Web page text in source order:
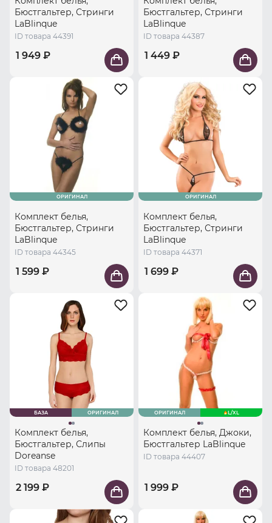
Бюстгальтер, Стринги
LaBlinque
ID товара 44391
1 949 ₽
Бюстгальтер, Стринги
LaBlinque
ID товара 44387
1 449 ₽
ОРИГИНАЛ
Комплект белья,
Бюстгальтер, Стринги
LaBlinque
ID товара 44345
1 599 ₽
ОРИГИНАЛ
Комплект белья,
Бюстгальтер, Стринги
LaBlinque
ID товара 44371
1 699 ₽
БАЗА ОРИГИНАЛ
Комплект белья,
Бюстгальтер, Слипы
Doreanse
ID товара 48201
2 199 ₽
ОРИГИНАЛ L/XL
Комплект белья, Джоки,
Бюстгальтер LaBlinque
ID товара 44407
1 999 ₽